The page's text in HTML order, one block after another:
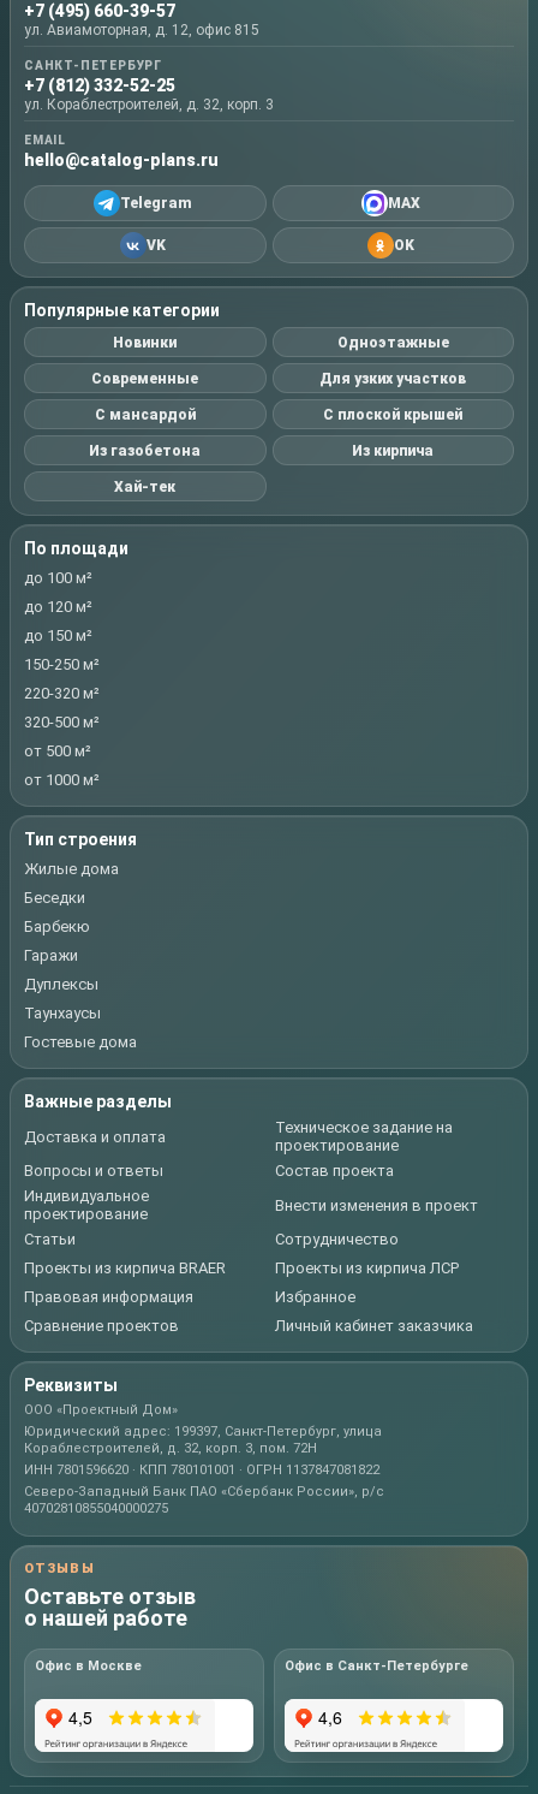
+7 (495) 660-39-57
ул. Авиамоторная, д. 12, офис 815
САНКТ-ПЕТЕРБУРГ
+7 (812) 332-52-25
ул. Кораблестроителей, д. 32, корп. 3
EMAIL
hello@catalog-plans.ru
Telegram MAX
VK OK
Популярные категории
Новинки Одноэтажные
Современные Для узких участков
С мансардой С плоской крышей
Из газобетона Из кирпича
Хай-тек
По площади
до 100 м²
до 120 м²
до 150 м²
150-250 м²
220-320 м²
320-500 м²
от 500 м²
от 1000 м²
Тип строения
Жилые дома
Беседки
Барбекю
Гаражи
Дуплексы
Таунхаусы
Гостевые дома
Важные разделы
Доставка и оплата
Техническое задание на
проектирование
Вопросы и ответы
Состав проекта
Индивидуальное
проектирование
Внести изменения в проект
Статьи
Сотрудничество
Проекты из кирпича BRAER
Проекты из кирпича ЛСР
Правовая информация
Избранное
Сравнение проектов
Личный кабинет заказчика
Реквизиты
ООО «Проектный Дом»
Юридический адрес: 199397, Санкт-Петербург, улица
Кораблестроителей, д. 32, корп. 3, пом. 72Н
ИНН 7801596620 · КПП 780101001 · ОГРН 1137847081822
Северо-Западный Банк ПАО «Сбербанк России», р/с
40702810855040000275
ОТЗЫВЫ
Оставьте отзыв
о нашей работе
Офис в Москве Офис в Санкт-Петербурге